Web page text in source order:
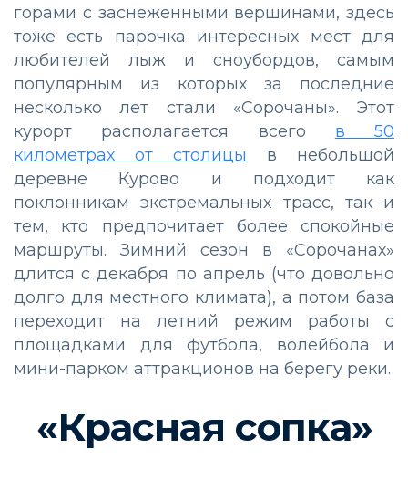
горами с заснеженными вершинами, здесь
тоже есть парочка интересных мест для
любителей лыж и сноубордов, самым
популярным из которых за последние
несколько лет стали «Сорочаны». Этот
курорт располагается всего в 50
километрах от столицы в небольшой
деревне Курово и подходит как
поклонникам экстремальных трасс, так и
тем, кто предпочитает более спокойные
маршруты. Зимний сезон в «Сорочанах»
длится с декабря по апрель (что довольно
долго для местного климата), а потом база
переходит на летний режим работы с
площадками для футбола, волейбола и
мини-парком аттракционов на берегу реки.
«Красная сопка»